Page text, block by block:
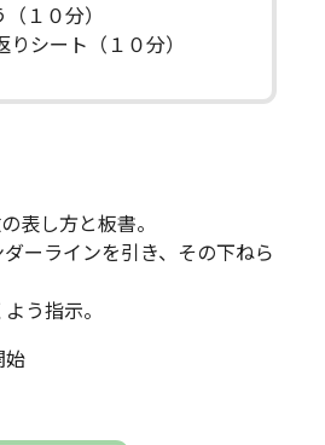
１０分）
シート（１０分）
し方と板書。
ーラインを引き、その下ねら
う指示。
始